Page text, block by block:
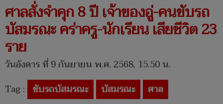
ศาลสั่งจำคุก 8 ปี เจ้าของอู่-คนขับรถ
บัสมรณะ คร่าครู-นักเรียน เสียชีวิต 23
ราย
วันอังคาร ที่ 9 กันยายน พ.ศ. 2568, 15.50 น.
Tag : ขับรถบัสมรณะ บัสมรณะ ศาล